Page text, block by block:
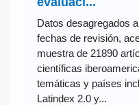
Datos desagregados
fechas de revisión,
muestra de 21890
científicas
temáticas y países
Latindex 2.0 y...